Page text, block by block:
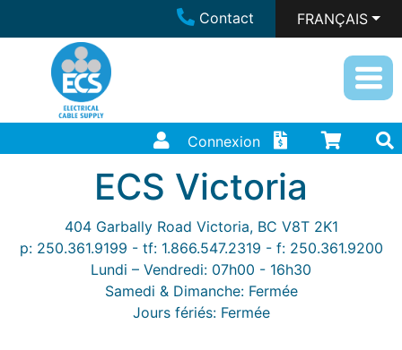
Contact FRANÇAIS
Connexion
ECS Victoria
404 Garbally Road Victoria, BC V8T 2K1
p: 250.361.9199 - tf: 1.866.547.2319 - f: 250.361.9200
Lundi – Vendredi: 07h00 - 16h30
Samedi & Dimanche: Fermée
Jours fériés: Fermée